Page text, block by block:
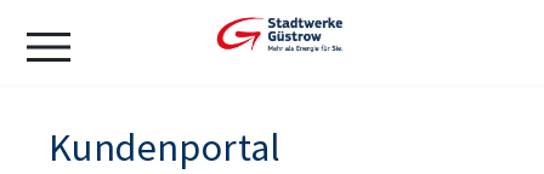
menu
Kundenportal